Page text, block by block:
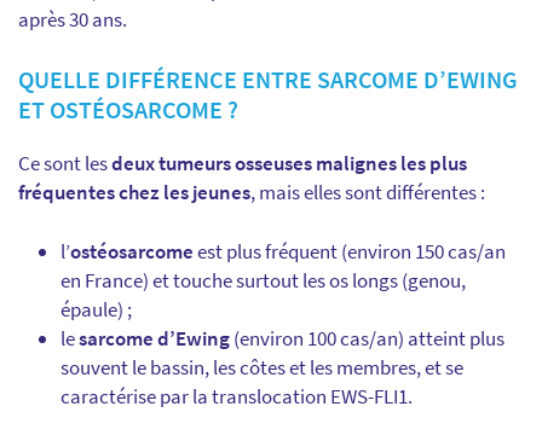
après 30 ans.
QUELLE DIFFÉRENCE ENTRE SARCOME D’EWING
ET OSTÉOSARCOME ?
Ce sont lesdeux tumeurs osseuses malignes les plus
fréquentes chez les jeunes, mais elles sont différentes :
l’ostéosarcomeest plus fréquent (environ 150 cas/an
en France) et touche surtout les os longs (genou,
épaule) ;
lesarcome d’Ewing(environ 100 cas/an) atteint plus
souvent le bassin, les côtes et les membres, et se
caractérise par la translocation EWS-FLI1.